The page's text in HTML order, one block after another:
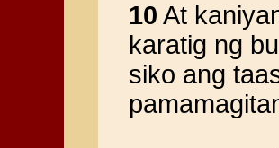
10 At
karatig ng
siko ang